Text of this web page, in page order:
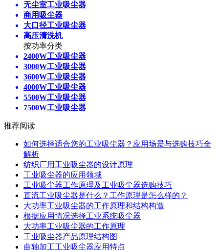
无尘室工业吸尘器
商用吸尘器
大口径工业吸尘器
高压清洗机
按功率分类
2400W工业吸尘器
3000W工业吸尘器
3600W工业吸尘器
4000W工业吸尘器
5500W工业吸尘器
7500W工业吸尘器
推荐阅读
如何选择适合您的工业吸尘器？应用场景与选购技巧全
解析
纺织厂用工业吸尘器的设计原理
工业吸尘器的应用领域
工业吸尘器工作原理及工业吸尘器选购技巧
直流工业吸尘器是什么？工作原理是怎么样的？
大功率工业吸尘器的工作原理和结构构造
根据应用情况选择工业系统吸尘器
大功率工业吸尘器的工作原理
工业吸尘器产品原理结构图
曲轴加工工业吸尘器应用特点